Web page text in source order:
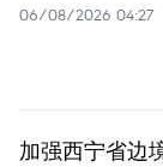
06/08/2026 04:27
加强西宁省边